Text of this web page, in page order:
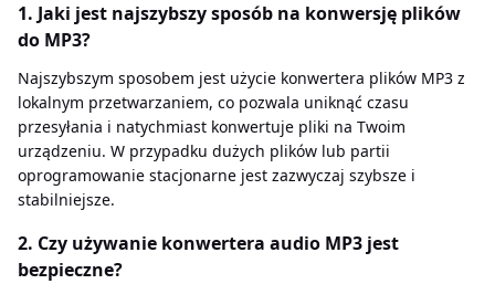
1. Jaki jest najszybszy sposób na konwersję plików
do MP3?
Najszybszym sposobem jest użycie konwertera plików MP3 z
lokalnym przetwarzaniem, co pozwala uniknąć czasu
przesyłania i natychmiast konwertuje pliki na Twoim
urządzeniu. W przypadku dużych plików lub partii
oprogramowanie stacjonarne jest zazwyczaj szybsze i
stabilniejsze.
2. Czy używanie konwertera audio MP3 jest
bezpieczne?